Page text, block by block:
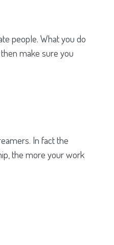
people. What you do
make sure you
In fact the
the more your work